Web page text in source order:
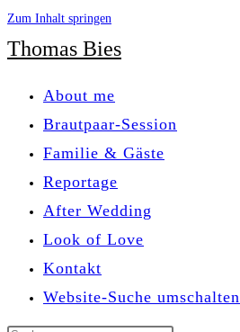
Zum Inhalt springen
Thomas Bies
About me
Brautpaar-Session
Familie & Gäste
Reportage
After Wedding
Look of Love
Kontakt
Website-Suche umschalten